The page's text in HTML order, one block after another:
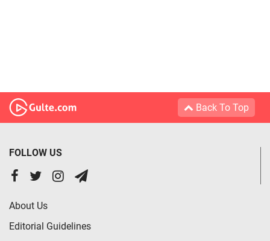
Back To Top
FOLLOW US
About Us
Editorial Guidelines